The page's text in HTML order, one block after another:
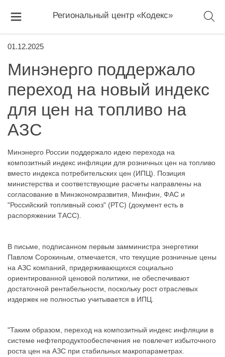
Региональный центр «Кодекс»
01.12.2025
Минэнерго поддержало
переход на новый индекс
для цен на топливо на
АЗС
Минэнерго России поддержало идею перехода на
композитный индекс инфляции для розничных цен на топливо
вместо индекса потребительских цен (ИПЦ). Позиция
министерства и соответствующие расчеты направлены на
согласование в Минэкономразвития, Минфин, ФАС и
"Российский топливный союз" (РТС) (документ есть в
распоряжении ТАСС).
В письме, подписанном первым замминистра энергетики
Павлом Сорокиным, отмечается, что текущие розничные цены
на АЗС компаний, придерживающихся социально
ориентированной ценовой политики, не обеспечивают
достаточной рентабельности, поскольку рост отраслевых
издержек не полностью учитывается в ИПЦ.
"Таким образом, переход на композитный индекс инфляции в
системе нефтепродуктообеспечения не повлечет избыточного
роста цен на АЗС при стабильных макропараметрах.